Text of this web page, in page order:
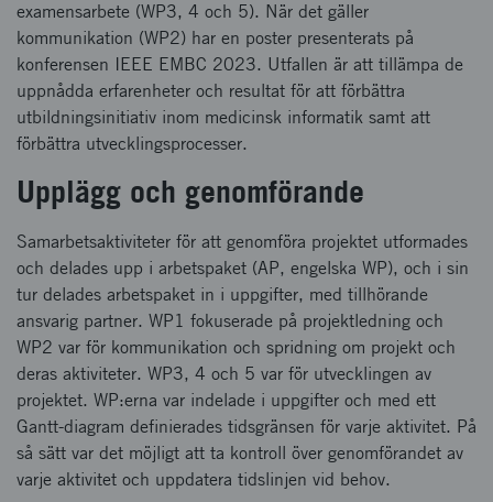
examensarbete (WP3, 4 och 5). När det gäller
kommunikation (WP2) har en poster presenterats på
konferensen IEEE EMBC 2023. Utfallen är att tillämpa de
uppnådda erfarenheter och resultat för att förbättra
utbildningsinitiativ inom medicinsk informatik samt att
förbättra utvecklingsprocesser.
Upplägg och genomförande
Samarbetsaktiviteter för att genomföra projektet utformades
och delades upp i arbetspaket (AP, engelska WP), och i sin
tur delades arbetspaket in i uppgifter, med tillhörande
ansvarig partner. WP1 fokuserade på projektledning och
WP2 var för kommunikation och spridning om projekt och
deras aktiviteter. WP3, 4 och 5 var för utvecklingen av
projektet. WP:erna var indelade i uppgifter och med ett
Gantt-diagram definierades tidsgränsen för varje aktivitet. På
så sätt var det möjligt att ta kontroll över genomförandet av
varje aktivitet och uppdatera tidslinjen vid behov.